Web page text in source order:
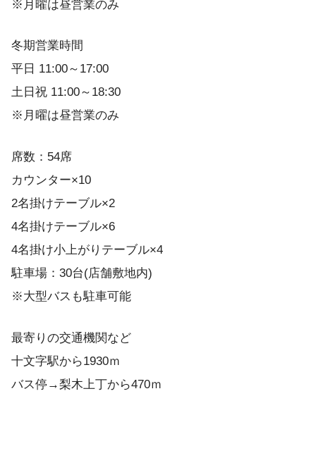
※月曜は昼営業のみ
冬期営業時間
平日 11:00～17:00
土日祝 11:00～18:30
※月曜は昼営業のみ
席数：54席
カウンター×10
2名掛けテーブル×2
4名掛けテーブル×6
4名掛け小上がりテーブル×4
駐車場：30台(店舗敷地内)
※大型バスも駐車可能
最寄りの交通機関など
十文字駅から1930ｍ
バス停→梨木上丁から470ｍ